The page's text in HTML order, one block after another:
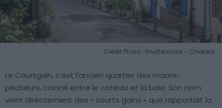
Crédit Photo : Shutterstock – Chokela
Le Courtgain, c’est l’ancien quartier des marins-
pêcheurs, coincé entre le coteau et la baie. Son nom
vient directement des « courts gains » que rapportait la